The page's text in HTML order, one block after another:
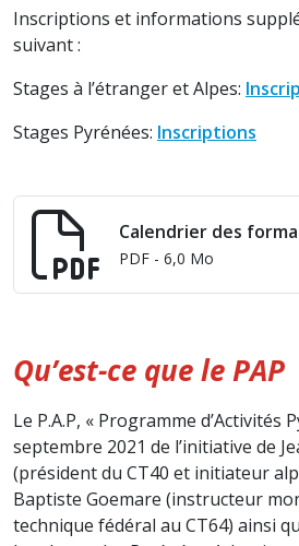
Inscriptions et informations
suivant :
Stages à l’étranger et Alpes:
Stages Pyrénées: Inscriptions
Calendrier des
PDF - 6,0 Mo
Qu’est-ce que le PAP
Le P.A.P, « Programme d’Activités
septembre 2021 de l’initiative de
(président du CT40 et initiateur
Baptiste Goemare (instructeur
technique fédéral au CT64) ainsi